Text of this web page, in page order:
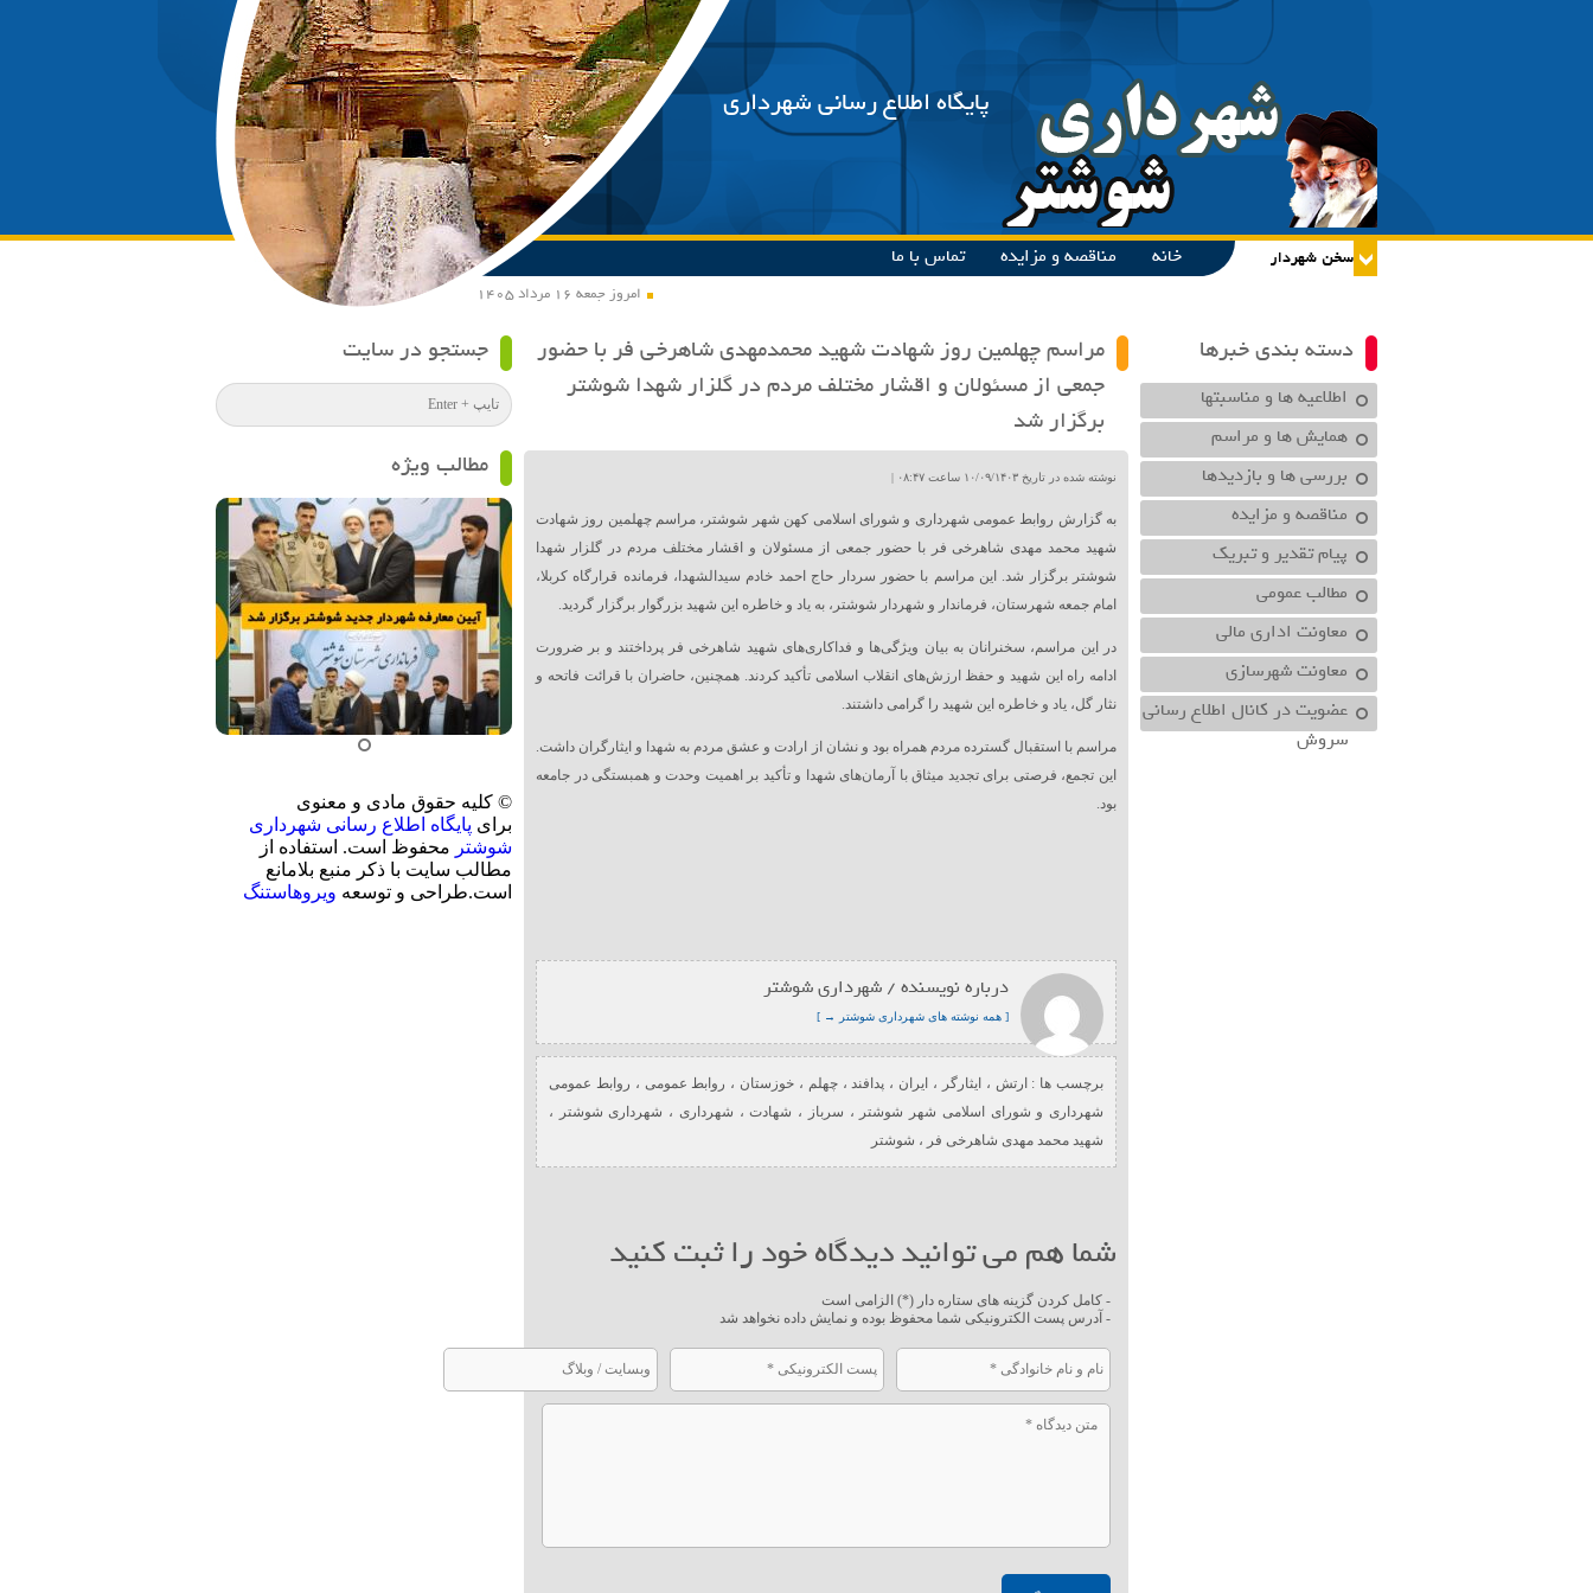
پایگاه اطلاع رسانی شهرداری
امروز جمعه ۱۶ مرداد ۱۴۰۵
خانه مناقصه و مزایده تماس با ما
دسته بندی خبرها
اطلاعیه ها و مناسبتها
همایش ها و مراسم
بررسی ها و بازدیدها
مناقصه و مزایده
پیام تقدیر و تبریک
مطالب عمومی
معاونت اداري مالي
معاونت شهرسازي
عضویت در کانال اطلاع رسانی
سروش
مراسم چهلمین روز شهادت شهید محمدمهدی شاهرخی فر با حضور
جمعی از مسئولان و اقشار مختلف مردم در گلزار شهدا شوشتر
برگزار شد
نوشته شده در تاریخ ۱۰/۰۹/۱۴۰۳ ساعت ۰۸:۴۷ |
به گزارش روابط عمومی شهرداری و شورای اسلامی کهن شهر شوشتر، مراسم چهلمین روز شهادت
شهید محمد مهدی شاهرخی فر با حضور جمعی از مسئولان و اقشار مختلف مردم در گلزار شهدا
شوشتر برگزار شد. این مراسم با حضور سردار حاج احمد خادم سیدالشهدا، فرمانده قرارگاه کربلا،
امام جمعه شهرستان، فرماندار و شهردار شوشتر، به یاد و خاطره این شهید بزرگوار برگزار گردید.
در این مراسم، سخنرانان به بیان ویژگی‌ها و فداکاری‌های شهید شاهرخی فر پرداختند و بر ضرورت
ادامه راه این شهید و حفظ ارزش‌های انقلاب اسلامی تأکید کردند. همچنین، حاضران با قرائت فاتحه و
نثار گل، یاد و خاطره این شهید را گرامی داشتند.
مراسم با استقبال گسترده مردم همراه بود و نشان از ارادت و عشق مردم به شهدا و ایثارگران داشت.
این تجمع، فرصتی برای تجدید میثاق با آرمان‌های شهدا و تأکید بر اهمیت وحدت و همبستگی در جامعه
بود.
درباره نویسنده / شهرداری شوشتر
[ همه نوشته های شهرداری شوشتر → ]
برچسب ها : ارتش ، ایثارگر ، ایران ، پدافند،چهلم ، خوزستان ، روابط عمومی ، روابط عمومی
شهرداری و شورای اسلامی شهر شوشتر ، سرباز ، شهادت، شهرداری ، شهرداری شوشتر
،
شهید محمد مهدی شاهرخی فر ، شوشتر
شما هم می توانید دیدگاه خود را ثبت کنید
- کامل کردن گزینه های ستاره دار (*) الزامی است
- آدرس پست الکترونیکی شما محفوظ بوده و نمایش داده نخواهد شد
جستجو در سایت
مطالب ویژه
© کلیه حقوق مادی و معنوی
برای پایگاه اطلاع رسانی شهرداری
شوشتر محفوظ است. استفاده از
مطالب سایت با ذکر منبع بلامانع
است.طراحی و توسعه ویروهاستنگ